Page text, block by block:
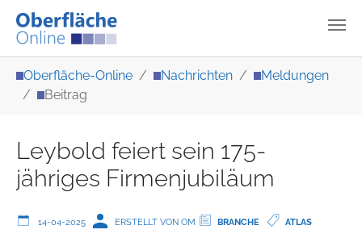
Oberfläche-Online Nachrichten
Meldungen
Beitrag
Leybold feiert sein 175-
jähriges Firmenjubiläum
14-04-2025 ERSTELLT VON OM BRANCHE
ATLAS